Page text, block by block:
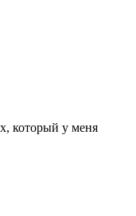
который у меня